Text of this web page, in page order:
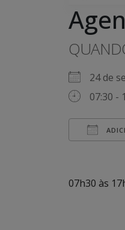
24 de
07:30 -
07h30 às